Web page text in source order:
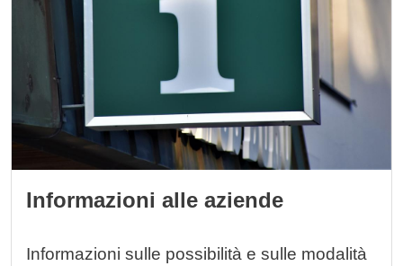
Informazioni alle aziende
Informazioni sulle possibilità e sulle modalità